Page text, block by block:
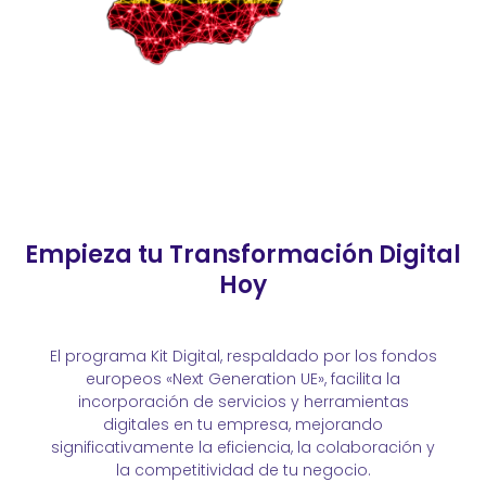
Empieza tu Transformación Digital
Hoy
El programa Kit Digital, respaldado por los fondos
europeos «Next Generation UE», facilita la
incorporación de servicios y herramientas
digitales en tu empresa, mejorando
significativamente la eficiencia, la colaboración y
la competitividad de tu negocio.